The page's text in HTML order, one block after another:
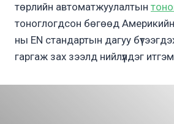
төрлийн автоматжуулалтын
тоноглогдсон бөгөөд
ны EN стандартын дагуу
гаргаж зах зээлд нийлүүлдэг